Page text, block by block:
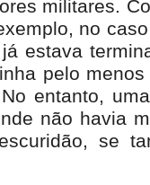
militares.
no
estava
pelo
entanto,
não havia
se